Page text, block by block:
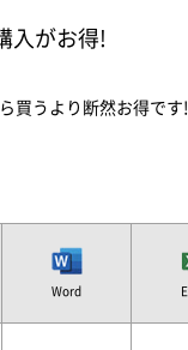
入がお得!
買うより断然お得です!
Word